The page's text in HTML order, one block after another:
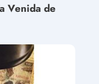
Venida de